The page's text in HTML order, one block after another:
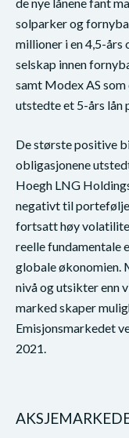
solparker og
millioner i en 4,5-års
selskap innen
samt Modex AS
utstedte et 5-års lån
De største positive
obligasjonene
Hoegh LNG
negativt til
fortsatt høy
reelle fundamentale
globale økonomien.
nivå og utsikter enn
marked skaper
Emisjonsmarkedet
2021.